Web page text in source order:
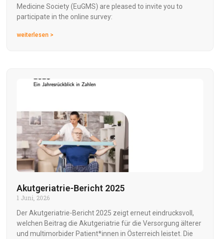
Medicine Society (EuGMS) are pleased to invite you to
participate in the online survey:
weiterlesen >
Akutgeriatrie-Bericht 2025
1 Juni, 2026
Der Akutgeriatrie-Bericht 2025 zeigt erneut eindrucksvoll,
welchen Beitrag die Akutgeriatrie für die Versorgung älterer
und multimorbider Patient*innen in Österreich leistet. Die